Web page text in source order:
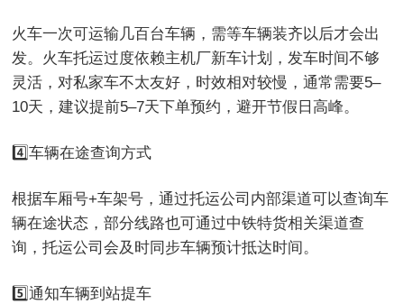
火车一次可运输几百台车辆，需等车辆装齐以后才会出
发。火车托运过度依赖主机厂新车计划，发车时间不够
灵活，对私家车不太友好，时效相对较慢，通常需要5–
10天，建议提前5–7天下单预约，避开节假日高峰。
4️⃣车辆在途查询方式
根据车厢号+车架号，通过托运公司内部渠道可以查询车
辆在途状态，部分线路也可通过中铁特货相关渠道查
询，托运公司会及时同步车辆预计抵达时间。
5️⃣通知车辆到站提车